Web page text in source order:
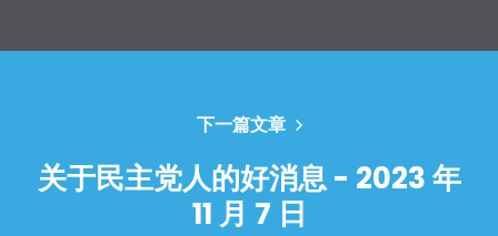
下一篇文章
关于民主党人的好消息 - 2023 年
11 月 7 日